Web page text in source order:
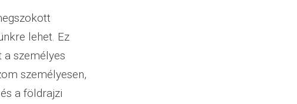
lehet. Ez
a személyes
személyesen,
a földrajzi